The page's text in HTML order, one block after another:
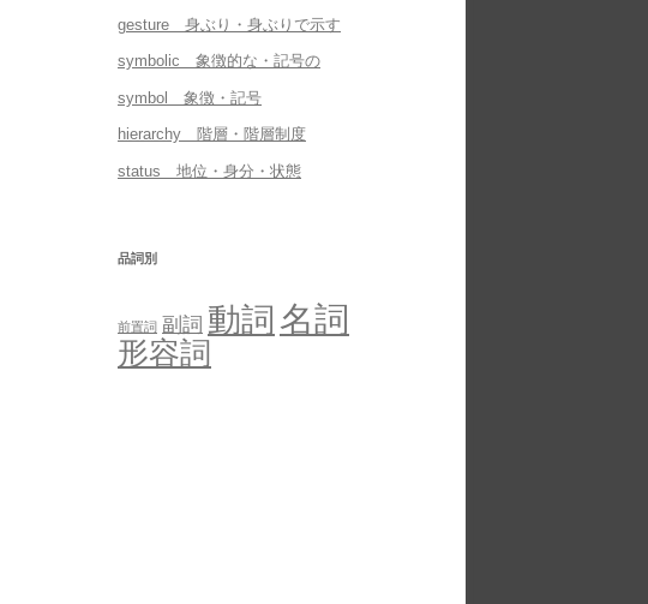
gesture 身ぶり・身ぶりで示す
symbolic 象徴的な・記号の
symbol 象徴・記号
hierarchy 階層・階層制度
status 地位・身分・状態
品詞別
前置詞 副詞 動詞 名詞
形容詞